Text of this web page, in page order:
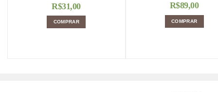
R$31,00
COMPRAR
R$89,00
COMPRAR